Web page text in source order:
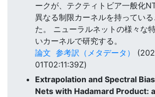
ークが、テクティトビア一般化
異なる制限カーネルを持ってい
た。 ニューラルネットの様々な
いカーネルで研究する。
論文 参考訳（メタデータ）
01T02:11:39Z)
Extrapolation and Spectral
Nets with Hadamard Product: